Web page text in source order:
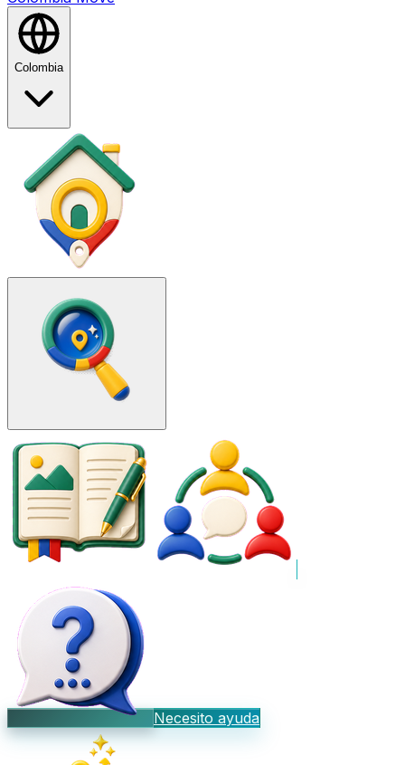
Colombia
Necesito ayuda